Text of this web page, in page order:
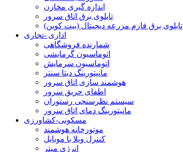
اندازه گیری مخازن
تابلوی برق اتاق سرور
تابلوی برق فارم مزرعه دیجیتال (بیت کوین)
اداری -تجاری
شمارنده فروشگاهی
اتوماسیون گرمایشی
اتوماسیون سرمایش
مانیتورینگ دیتا سنتر
هوشمند سازی اتاق سرور
اطفای حریق سرور
سیستم نظرسنجی رستوران
مانیتورینگ دمای اتاق سرور
مسکونی-کشاورزی
موتورخانه هوشمند
کنترل ویلا با موبایل
انرژی میتر